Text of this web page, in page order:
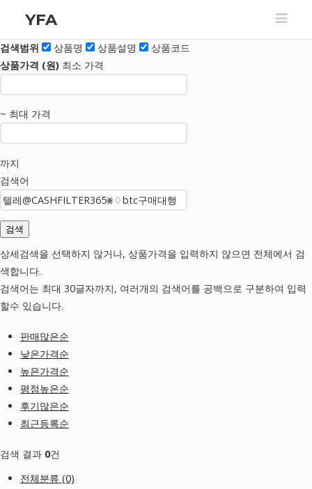
YFA
검색범위 상품명 상품설명 상품코드
상품가격 (원) 최소 가격
~ 최대 가격
까지
검색어
상세검색을 선택하지 않거나, 상품가격을 입력하지 않으면 전체에서 검
색합니다.
검색어는 최대 30글자까지, 여러개의 검색어를 공백으로 구분하여 입력
할수 있습니다.
판매많은순
낮은가격순
높은가격순
평점높은순
후기많은순
최근등록순
검색 결과 0건
전체분류 (0)